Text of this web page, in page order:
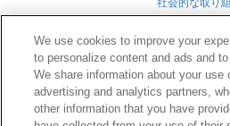
グループ会社
個人情報保護
業務運営規定
We use cookies to improve your
to personalize content and ads and
We share information about your use
advertising and analytics partners,
other information that you have